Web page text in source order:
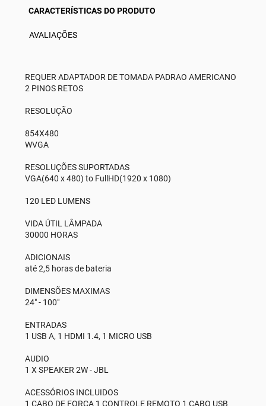
CARACTERÍSTICAS DO PRODUTO
AVALIAÇÕES
REQUER ADAPTADOR DE TOMADA PADRAO AMERICANO
2 PINOS RETOS
RESOLUÇÃO
854X480
WVGA
RESOLUÇÕES SUPORTADAS
VGA(640 x 480) to FullHD(1920 x 1080)
120 LED LUMENS
VIDA ÚTIL LÂMPADA
30000 HORAS
ADICIONAIS
até 2,5 horas de bateria
DIMENSÕES MAXIMAS
24" - 100"
ENTRADAS
1 USB A, 1 HDMI 1.4, 1 MICRO USB
AUDIO
1 X SPEAKER 2W - JBL
ACESSÓRIOS INCLUIDOS
1 CABO DE FORÇA 1 CONTROLE REMOTO 1 CABO USB